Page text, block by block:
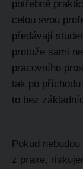
potřebné
celou svou
předávají
protože sami
pracovního
tak po
to bez
Pokud
z praxe,